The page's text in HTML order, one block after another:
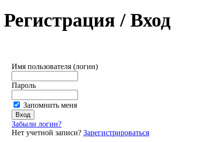
Регистрация / Вход
Имя пользователя (логин)
Пароль
Запомнить меня
Забыли логин?
Нет учетной записи? Зарегистрироваться